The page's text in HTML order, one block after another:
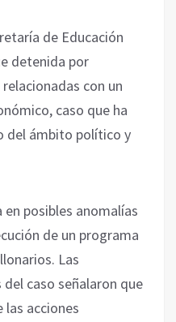
de Educación
detenida por
con un
caso que ha
del ámbito político y
posibles anomalías
de un programa
Las
caso señalaron que
acciones